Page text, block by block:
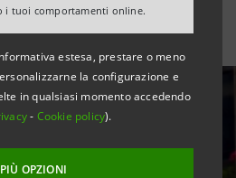
i tuoi comportamenti online.
estesa, prestare o meno
la configurazione e
in qualsiasi momento accedendo
- Cookie policy).
PIÙ OPZIONI